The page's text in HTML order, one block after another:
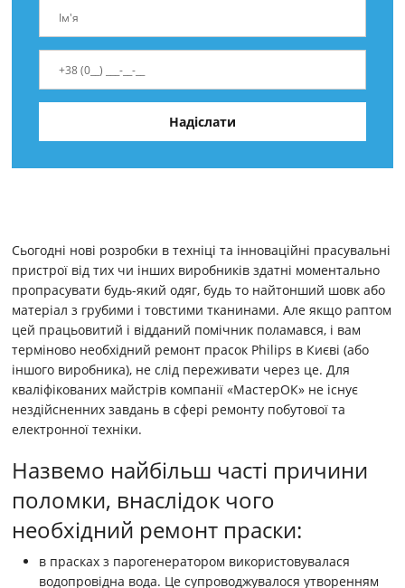
Сьогодні нові розробки в техніці та інноваційні прасувальні
пристрої від тих чи інших виробників здатні моментально
пропрасувати будь-який одяг, будь то найтонший шовк або
матеріал з грубими і товстими тканинами. Але якщо раптом
цей працьовитий і відданий помічник поламався, і вам
терміново необхідний ремонт прасок Philips в Києві (або
іншого виробника), не слід переживати через це. Для
кваліфікованих майстрів компанії «МастерОК» не існує
нездійсненних завдань в сфері ремонту побутової та
електронної техніки.
Назвемо найбільш часті причини
поломки, внаслідок чого
необхідний ремонт праски:
в прасках з парогенератором використовувалася
водопровідна вода. Це супроводжувалося утворенням